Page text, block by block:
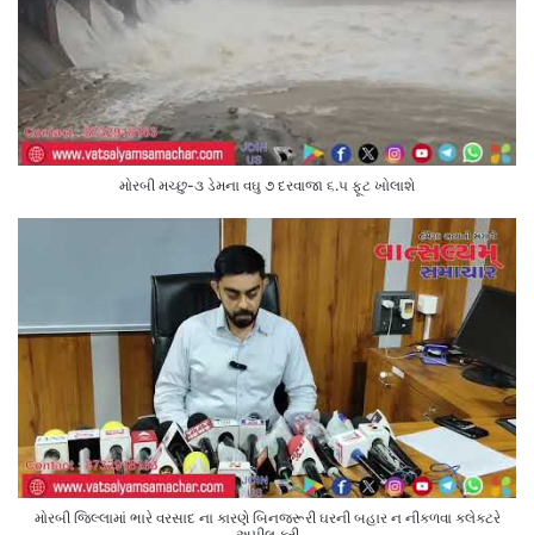
મોરબી મચ્છુ-૩ ડેમના વઘુ ૭ દરવાજા ૬.૫ ફૂટ ખોલાશે
મોરબી જિલ્લામાં ભારે વરસાદ ના કારણે બિનજરૂરી ઘરની બહાર ન નીકળવા કલેક્ટરે